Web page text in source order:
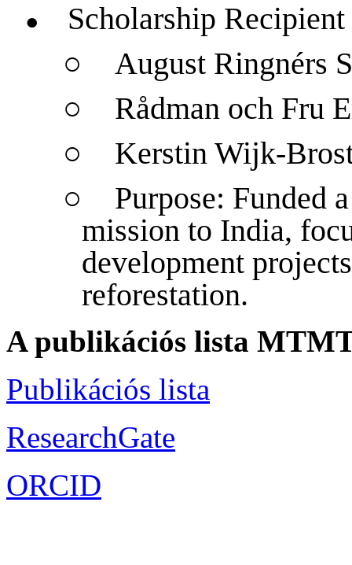
●
Scholarship
○
August Ringnérs
○
Rådman och Fru
○
Kerstin Wijk-
○
Purpose: Funded
mission to India,
development
reforestation.
A publikációs lista
Publikációs lista
ResearchGate
ORCID